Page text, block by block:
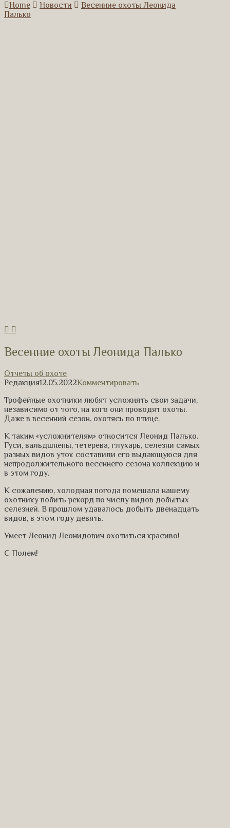
Home
Новости
Весенние охоты Леонида
Палько
Весенние охоты Леонида Палько
Отчеты об охоте
Редакция12.05.2022Комментировать
Трофейные охотники любят усложнять свои задачи,
независимо от того, на кого они проводят охоты.
Даже в весенний сезон, охотясь по птице.
К таким «усложнителям» относится Леонид Палько.
Гуси, вальдшнепы, тетерева, глухарь, селезни самых
разных видов уток составили его выдающуюся для
непродолжительного весеннего сезона коллекцию и
в этом году.
К сожалению, холодная погода помешала нашему
охотнику побить рекорд по числу видов добытых
селезней. В прошлом удавалось добыть двенадцать
видов, в этом году девять.
Умеет Леонид Леонидович охотиться красиво!
С Полем!